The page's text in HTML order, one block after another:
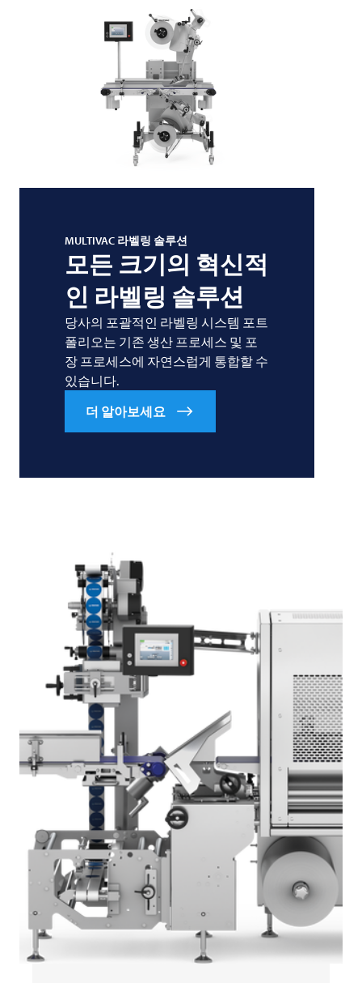
MULTIVAC 라벨링 솔루션
모든 크기의 혁신적
인 라벨링 솔루션
당사의 포괄적인 라벨링 시스템 포트
폴리오는 기존 생산 프로세스 및 포
장 프로세스에 자연스럽게 통합할 수
있습니다.
더 알아보세요